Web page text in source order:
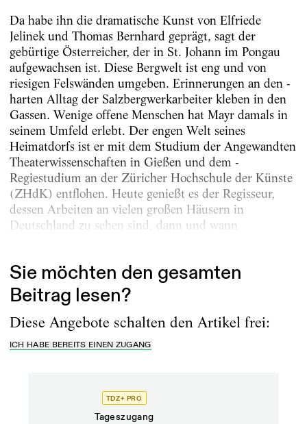
Da habe ihn die dramatische Kunst von Elfriede
Jelinek und Thomas Bernhard geprägt, sagt der
gebürtige Österreicher, der in St. Johann im Pongau
aufgewachsen ist. Diese Bergwelt ist eng und von
riesigen Felswänden umgeben. Erinnerungen an den ­
harten Alltag der Salzbergwerkarbeiter kleben in den
Gassen. Wenige offene Menschen hat Mayr damals in
seinem Umfeld erlebt. Der engen Welt seines
Heimatdorfs ist er mit dem Studium der Angewandten
Theaterwissenschaften in Gießen und dem ­
Regiestudium an der Züricher Hochschule der Künste
(ZHdK) entflohen. Heute genießt es der Regisseur,
dessen Arbeiten an vielen großen Häusern in
Deutschland zu sehen sind, dann und wann
Sie möchten den gesamten
Beitrag lesen?
Diese Angebote schalten den Artikel frei:
ICH HABE BEREITS EINEN ZUGANG
TDZ+ PRO
Tageszugang